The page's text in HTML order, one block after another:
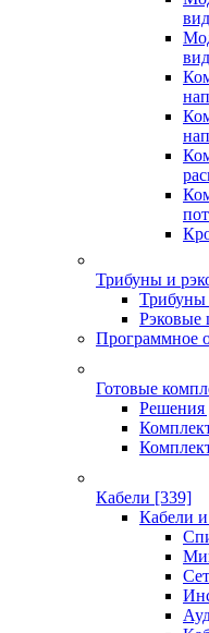
Трибуны и
Трибуны
Программное
Готовые
Решения
Кабели [339]
Кабели и